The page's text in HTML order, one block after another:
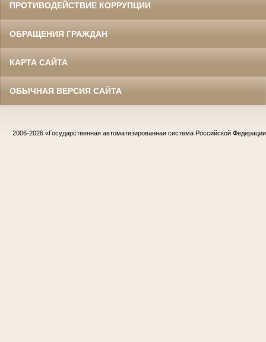
ПРОТИВОДЕЙСТВИЕ КОРРУПЦИИ
ОБРАЩЕНИЯ ГРАЖДАН
КАРТА САЙТА
ОБЫЧНАЯ ВЕРСИЯ САЙТА
2006-2026 «Государственная автоматизированная система Российской